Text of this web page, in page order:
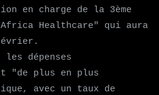
en charge de la 3ème
Healthcare" qui aura
dépenses
"de plus en plus
avec un taux de